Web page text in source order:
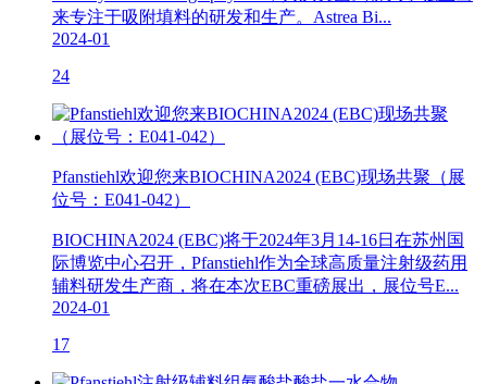
来专注于吸附填料的研发和生产。Astrea Bi...
2024-01
24
Pfanstiehl欢迎您来BIOCHINA2024 (EBC)现场共聚（展
位号：E041-042）
BIOCHINA2024 (EBC)将于2024年3月14-16日在苏州国
际博览中心召开，Pfanstiehl作为全球高质量注射级药用
辅料研发生产商，将在本次EBC重磅展出，展位号E...
2024-01
17